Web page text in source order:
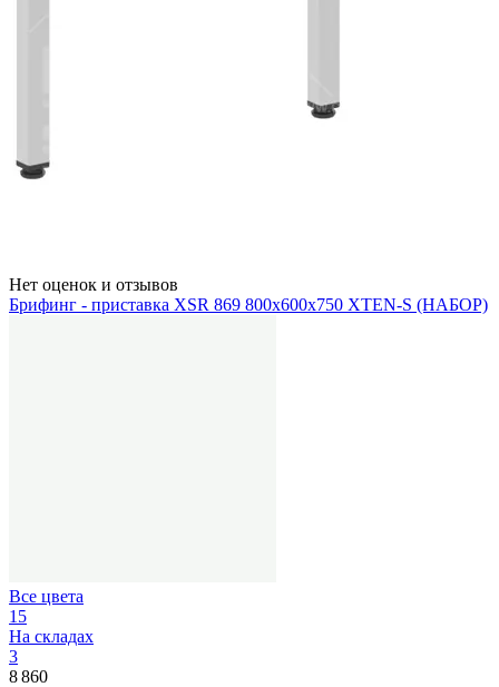
Нет оценок и отзывов
Брифинг - приставка XSR 869 800х600х750 XTEN-S (НАБОР)
Все цвета
15
На складах
3
8 860